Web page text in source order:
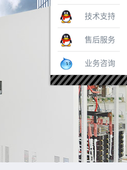
技术支持
售后服务
业务咨询